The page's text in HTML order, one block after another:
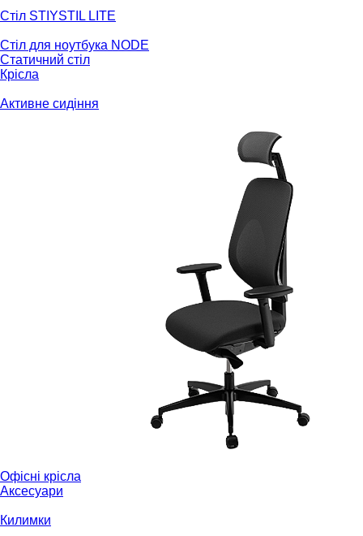
Стіл STIYSTIL LITE
Стіл для ноутбука NODE
Статичний стіл
Крісла
Активне сидіння
Офісні крісла
Аксесуари
Килимки